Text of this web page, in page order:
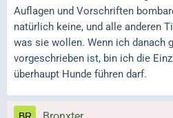
Auflagen und Vorschriften
natürlich keine, und alle anderen
was sie wollen. Wenn ich danach
vorgeschrieben ist, bin ich die
überhaupt Hunde führen darf.